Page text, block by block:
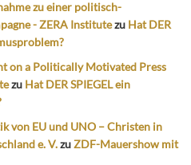
zu einer politisch-
- ZERA Institutezu Hat DER
on a Politically Motivated Press
zu Hat DER SPIEGEL ein
von EU und UNO – Christen in
e. V.zuZDF-Mauershow mit